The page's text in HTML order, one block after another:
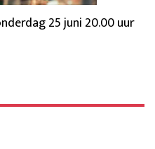
25 juni 20.00 uur